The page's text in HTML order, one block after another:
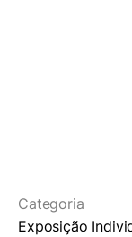
Categoria
Exposição